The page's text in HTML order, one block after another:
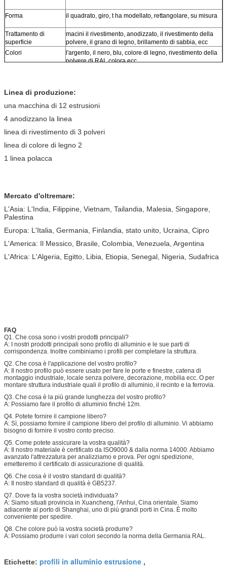
Forma il quadrato, giro, t ha modellato, rettangolare, su misura
Trattamento di
superficie
macini il rivestimento, anodizzato, il rivestimento della
polvere, il grano di legno, brillamento di sabbia, ecc
Colori
l'argento, il nero, blu, colore di legno, rivestimento della
polvere di RAL colora ecc
Linea di produzione:
una macchina di 12 estrusioni
4 anodizzano la linea
linea di rivestimento di 3 polveri
linea di colore di legno 2
1 linea polacca
Mercato d'oltremare:
L'Asia: L'India, Filippine, Vietnam, Tailandia, Malesia, Singapore,
Palestina
Europa: L'Italia, Germania, Finlandia, stato unito, Ucraina, Cipro
L'America: Il Messico, Brasile, Colombia, Venezuela, Argentina
L'Africa: L'Algeria, Egitto, Libia, Etiopia, Senegal, Nigeria, Sudafrica
FAQ
Q1. Che cosa sono i vostri prodotti principali?
A: I nostri prodotti principali sono profilo di alluminio e le sue parti di
corrispondenza. Inoltre combiniamo i profili per completare la struttura.
Q2. Che cosa è l'applicazione del vostro profilo?
A: Il nostro profilo può essere usato per fare le porte e finestre, catena di
montaggio industriale, locale senza polvere, decorazione, mobilia ecc. O per
montare struttura industriale quali il profilo di alluminio, il recinto e la ferrovia.
Q3. Che cosa è la più grande lunghezza del vostro profilo?
A: Possiamo fare il profilo di alluminio finchè 12m.
Q4. Potete fornire il campione libero?
A: Sì, possiamo fornire il campione libero del profilo di alluminio. Vi abbiamo
bisogno di fornire il vostro conto preciso.
Q5. Come potete assicurare la vostra qualità?
A: Il nostro materiale è certificato da ISO9000 & dalla norma 14000. Abbiamo
avanzato l'attrezzatura per analizziamo e prova. Per ogni spedizione,
emetteremo il certificato di assicurazione di qualità.
Q6. Che cosa è il vostro standard di qualità?
A: Il nostro standard di qualità è GB5237.
Q7. Dove fa la vostra società individuata?
A: Siamo situati provincia in Xuancheng, l'Anhui, Cina orientale. Siamo
adiacente al porto di Shanghai, uno di più grandi porti in Cina. È molto
conveniente per spedire.
Q8. Che colore può la vostra società produrre?
A: Possiamo produrre i vari colori secondo la norma della Germania RAL.
Etichette: profili in alluminio estrusione ,